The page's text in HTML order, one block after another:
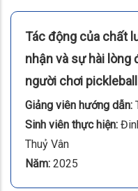
Tác động của chất
nhận và sự hài lòng
người chơi
Giảng viên hướng dẫn:
Sinh viên thực hiện:
Thuỷ Vân
Năm: 2025